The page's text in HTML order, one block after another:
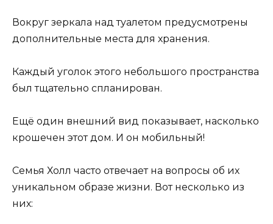
Вокруг зеркала над туалетом предусмотрены
дополнительные места для хранения.
Каждый уголок этого небольшого пространства
был тщательно спланирован.
Ещё один внешний вид показывает, насколько
крошечен этот дом. И он мобильный!
Семья Холл часто отвечает на вопросы об их
уникальном образе жизни. Вот несколько из
них: